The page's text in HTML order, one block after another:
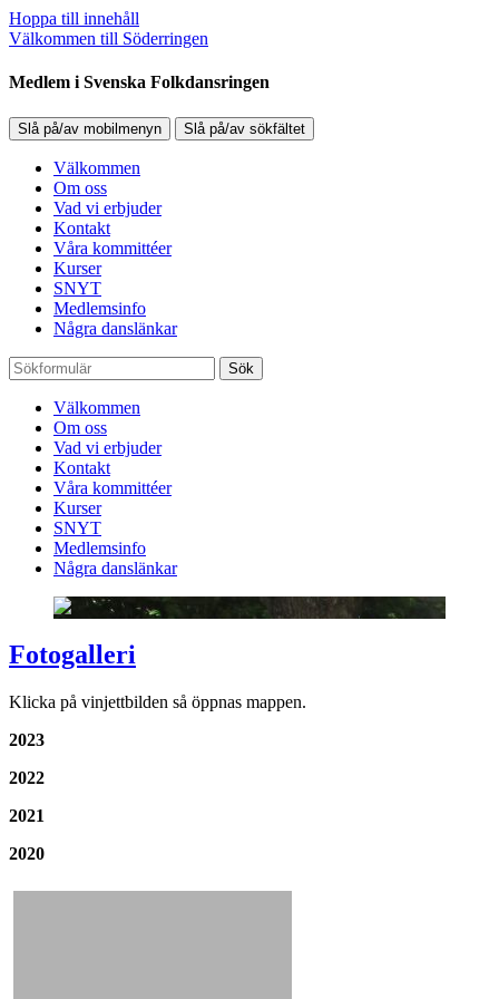
Hoppa till innehåll
Välkommen till Söderringen
Medlem i Svenska Folkdansringen
Slå på/av mobilmenyn Slå på/av sökfältet
Välkommen
Om oss
Vad vi erbjuder
Kontakt
Våra kommittéer
Kurser
SNYT
Medlemsinfo
Några danslänkar
Sök
Välkommen
Om oss
Vad vi erbjuder
Kontakt
Våra kommittéer
Kurser
SNYT
Medlemsinfo
Några danslänkar
Fotogalleri
Klicka på vinjettbilden så öppnas mappen.
2023
2022
2021
2020